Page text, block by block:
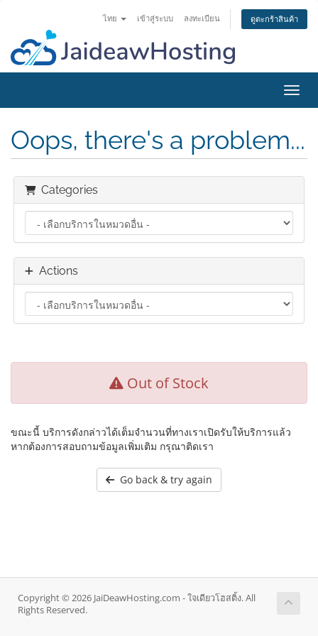
ไทย เข้าสู่ระบบ ลงทะเบียน ดูตะกร้าสินค้า
Oops, there's a problem...
Categories
Actions
Out of Stock
ขณะนี้ บริการดังกล่าวได้เต็มจำนวนที่ทางเราเปิดรับให้บริการแล้ว
หากต้องการสอบถามข้อมูลเพิ่มเติม กรุณาติดเรา
Go back & try again
Copyright © 2026 JaiDeawHosting.com - ใจเดียวโฮสติ้ง. All
Rights Reserved.